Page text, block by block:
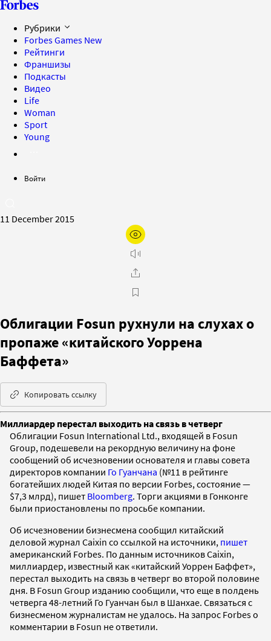
Рубрики
Forbes Games New
Рейтинги
Франшизы
Подкасты
Видео
Life
Woman
Sport
Young
Войти
11 December 2015
Облигации Fosun рухнули на слухах о
пропаже «китайского Уоррена
Баффета»
Копировать ссылку
Миллиардер перестал выходить на связь в четверг
Облигации Fosun International Ltd., входящей в Fosun
Group, подешевели на рекордную величину на фоне
сообщений об исчезновении основателя и главы совета
директоров компании Го Гуанчана (№11 в рейтинге
богатейших людей Китая по версии Forbes, состояние —
$7,3 млрд), пишет Bloomberg. Торги акциями в Гонконге
были приостановлены по просьбе компании.
Об исчезновении бизнесмена сообщил китайский
деловой журнал Caixin со ссылкой на источники, пишет
американский Forbes. По данным источников Caixin,
миллиардер, известный как «китайский Уоррен Баффет»,
перестал выходить на связь в четверг во второй половине
дня. В Fosun Group изданию сообщили, что еще в полдень
четверга 48-летний Го Гуанчан был в Шанхае. Связаться с
бизнесменом журналистам не удалось. На запрос Forbes о
комментарии в Fosun не ответили.